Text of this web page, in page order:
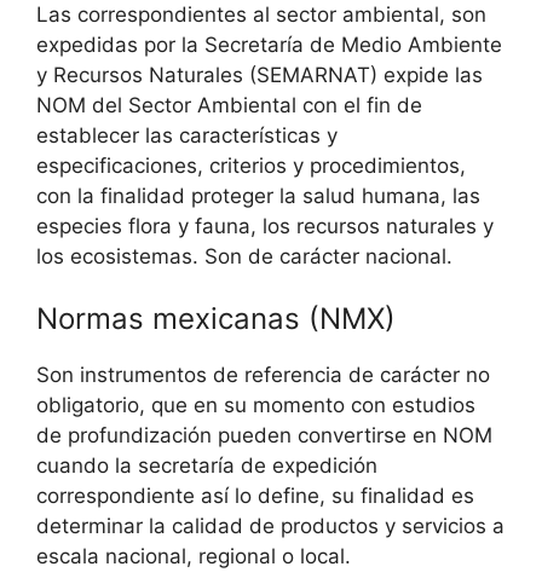
Las correspondientes al sector ambiental, son
expedidas por la Secretaría de Medio Ambiente
y Recursos Naturales (SEMARNAT) expide las
NOM del Sector Ambiental con el fin de
establecer las características y
especificaciones, criterios y procedimientos,
con la finalidad proteger la salud humana, las
especies flora y fauna, los recursos naturales y
los ecosistemas. Son de carácter nacional.
Normas mexicanas (NMX)
Son instrumentos de referencia de carácter no
obligatorio, que en su momento con estudios
de profundización pueden convertirse en NOM
cuando la secretaría de expedición
correspondiente así lo define, su finalidad es
determinar la calidad de productos y servicios a
escala nacional, regional o local.